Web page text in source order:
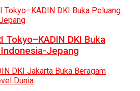
Tokyo–KADIN DKI Buka
Jepang